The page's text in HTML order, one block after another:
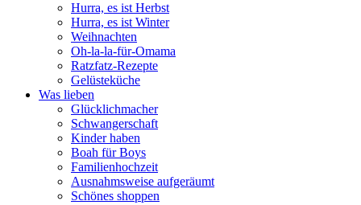
Hurra, es ist Herbst
Hurra, es ist Winter
Weihnachten
Oh-la-la-für-Omama
Ratzfatz-Rezepte
Gelüsteküche
Was lieben
Glücklichmacher
Schwangerschaft
Kinder haben
Boah für Boys
Familienhochzeit
Ausnahmsweise aufgeräumt
Schönes shoppen